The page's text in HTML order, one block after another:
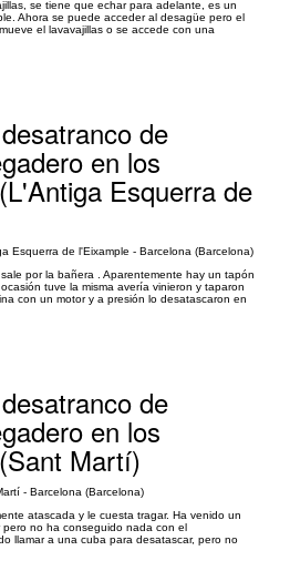
se tiene que echar para adelante, es un
Ahora se puede acceder al desagüe pero el
el lavavajillas o se accede con una
de
en los
Esquerra de
Esquerra de l'Eixample - Barcelona (Barcelona)
por la bañera . Aparentemente hay un tapón
tuve la misma avería vinieron y taparon
con un motor y a presión lo desatascaron en
de
en los
Martí)
- Barcelona (Barcelona)
atascada y le cuesta tragar. Ha venido un
no ha conseguido nada con el
llamar a una cuba para desatascar, pero no